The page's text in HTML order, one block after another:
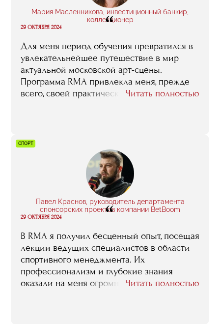
профессиональной карьеры.
Мария Масленникова, инвестиционный банкир,
коллекционер
“
29 ОКТЯБРЯ 2024
Для меня период обучения превратился в
увлекательнейшее путешествие в мир
актуальной московской арт-сцены.
Программа RMA привлекла меня, прежде
всего, своей практически-
учится, я считаю, нужно именно у лучших.
Масса ярких впечатлений осталось от
походов в мастерские художников, от
кураторских туров по музеям и галереям.
Этот уровень погружения оказался
поистине бесценным, а полученные в
процессе обучения сведения – якорными.
Читать полностью
СПОРТ
Павел Краснов, руководитель департамента
спонсорских проектов компании BetBoom
“
29 ОКТЯБРЯ 2024
В RMA я получил бесценный опыт, посещая
лекции ведущих специалистов в области
спортивного менеджмента. Их
профессионализм и глубокие знания
оказали на меня огромное влияние. В
Читать полностью